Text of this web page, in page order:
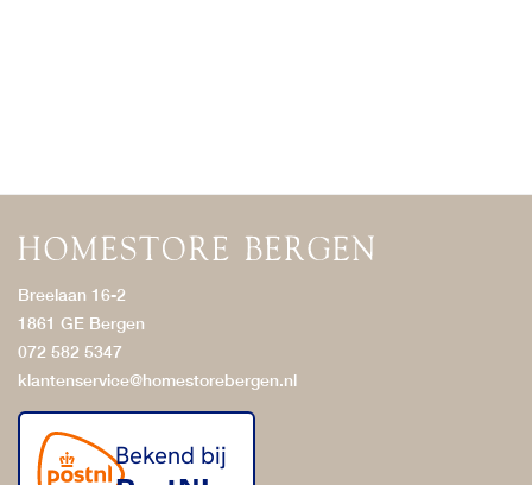
Breelaan 16-2
1861 GE Bergen
072 582 5347
klantenservice@homestorebergen.nl